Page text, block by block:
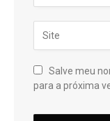
Salve meu
para a próxima